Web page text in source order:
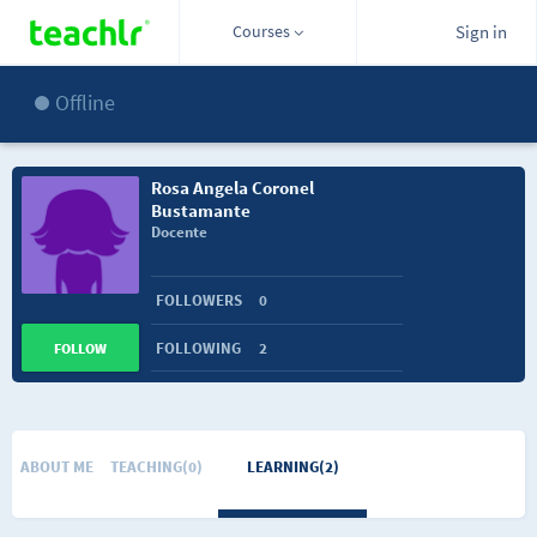
Courses Sign in
Offline
Rosa Angela Coronel
Bustamante
Docente
FOLLOWERS 0
FOLLOWING 2
FOLLOW
ABOUT ME TEACHING(0) LEARNING(2)